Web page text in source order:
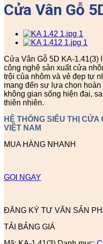
Cửa Vân Gỗ
Cửa Vân Gỗ 5D KA-1.41(3)
công nghệ sản xuất cửa
trội của nhôm và vẻ đẹp tự
mang đến sự lựa chọn
không gian sống hiện đại,
thiên nhiên.
HỆ THỐNG SIÊU THỊ CỬA
VIỆT NAM
MUA HÀNG NHANH
GỌI NGAY
ĐĂNG KÝ TƯ VẤN SẢN
TẢI BẢNG GIÁ